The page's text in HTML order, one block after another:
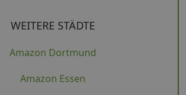
WEITERE STÄDTE
Amazon Dortmund
Amazon Essen